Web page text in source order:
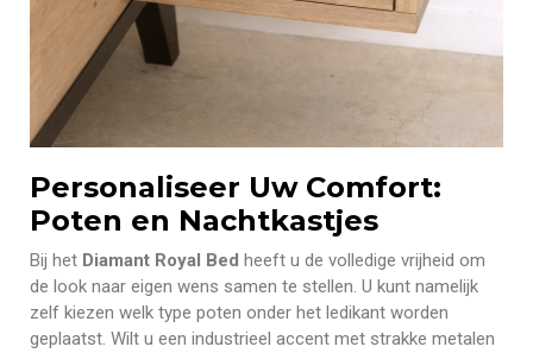
Personaliseer Uw Comfort:
Poten en Nachtkastjes
Bij het Diamant Royal Bed heeft u de volledige vrijheid om
de look naar eigen wens samen te stellen. U kunt namelijk
zelf kiezen welk type poten onder het ledikant worden
geplaatst. Wilt u een industrieel accent met strakke metalen